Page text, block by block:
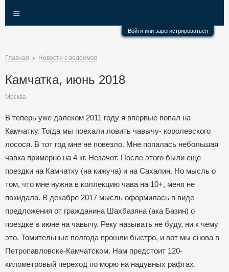
≡
Войти или зарегистрироваться
Главная Новости с водоёмов
Камчатка, июнь 2018
Москва
В теперь уже далеком 2011 году я впервые попал на
Камчатку. Тогда мы поехали ловить чавычу- королевского
лосося. В тот год мне не повезло. Мне попалась небольшая
чавка примерно на 4 кг. Незачот. После этого были еще
поездки на Камчатку (на кижуча) и на Сахалин. Но мысль о
том, что мне нужна в коллекцию чава на 10+, меня не
покидала. В декабре 2017 мысль оформилась в виде
предложения от гражданина Шахбазяна (ака Базин) о
поездке в июне на чавычу. Реку называть не буду, ни к чему
это. Томительные полгода прошли быстро, и вот мы снова в
Петропавловске-Камчатском. Нам предстоит 120-
километровый переход по морю на надувных рафтах.